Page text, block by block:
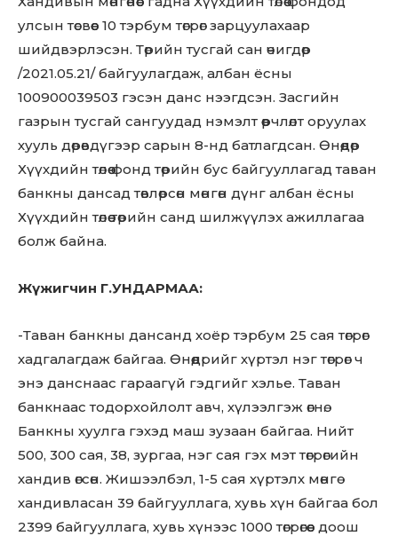
улсын төсвөөс 10 тэрбум төгрөг зарцуулахаар
шийдвэрлэсэн. Төрийн тусгай сан өчигдөр
/2021.05.21/ байгуулагдаж, албан ёсны
100900039503 гэсэн данс нээгдсэн. Засгийн
газрын тусгай сангуудад нэмэлт өөрчлөлт оруулах
хууль дөрөвдүгээр сарын 8-нд батлагдсан. Өнөөдөр
Хүүхдийн төлөө фонд төрийн бус байгууллагад таван
банкны дансад төвлөрсөн мөнгөн дүнг албан ёсны
Хүүхдийн төлөө төрийн санд шилжүүлэх ажиллагаа
болж байна.
Жүжигчин Г.УНДАРМАА:
-Таван банкны дансанд хоёр тэрбум 25 сая төгрөг
хадгалагдаж байгаа. Өнөөдрийг хүртэл нэг төгрөг ч
энэ данснаас гараагүй гэдгийг хэлье. Таван
банкнаас тодорхойлолт авч, хүлээлгэж өгнө.
Банкны хуулга гэхэд маш зузаан байгаа. Нийт
500, 300 сая, 38, зургаа, нэг сая гэх мэт төгрөгийн
хандив өгсөн. Жишээлбэл, 1-5 сая хүртэлх мөнгө
хандивласан 39 байгууллага, хувь хүн байгаа бол
2399 байгууллага, хувь хүнээс 1000 төгрөгөөс доош